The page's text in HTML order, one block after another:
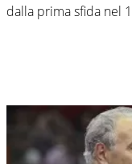
dalla prima sfida nel